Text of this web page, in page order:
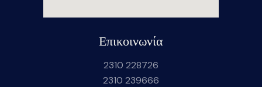
Επικοινωνία
2310 228726
2310 239666